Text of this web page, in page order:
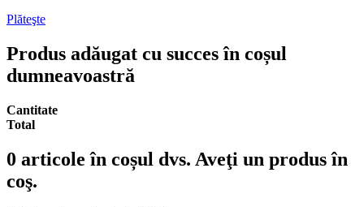
Plăteşte
Produs adăugat cu succes în coșul
dumneavoastră
Cantitate
Total
0 articole în coșul dvs. Aveţi un produs în
coş.